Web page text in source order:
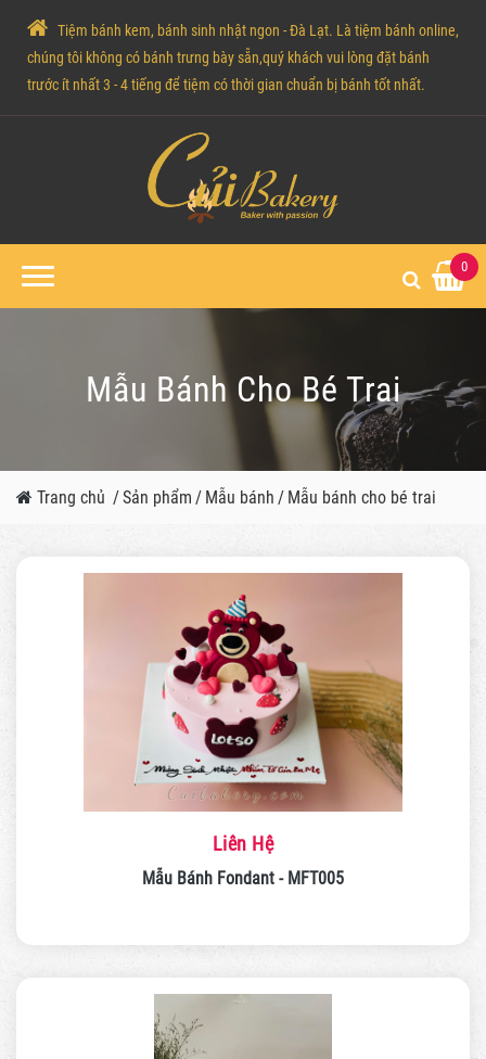
Tiệm bánh kem, bánh sinh nhật ngon - Đà Lạt. Là tiệm bánh online,
chúng tôi không có bánh trưng bày sẵn,quý khách vui lòng đặt bánh
trước ít nhất 3 - 4 tiếng để tiệm có thời gian chuẩn bị bánh tốt nhất.
0
Mẫu Bánh Cho Bé Trai
Trang chủ /Sản phẩm / Mẫu bánh / Mẫu bánh cho bé trai
Liên Hệ
Mẫu Bánh Fondant - MFT005